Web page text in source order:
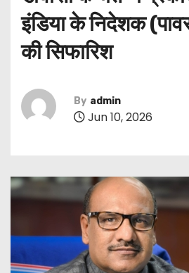
इंडिया के निदेशक
की सिफारिश
By admin
Jun 10, 2026